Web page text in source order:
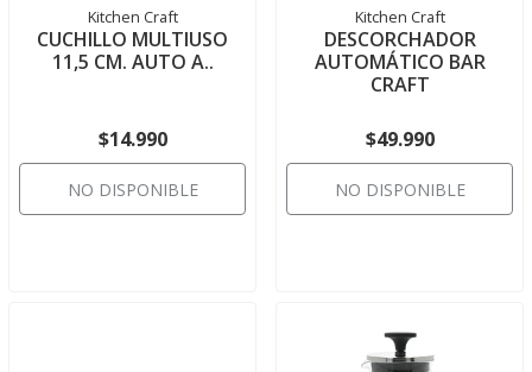
Kitchen Craft
CUCHILLO MULTIUSO
11,5 CM. AUTO A..
$14.990
NO DISPONIBLE
Kitchen Craft
DESCORCHADOR
AUTOMÁTICO BAR
CRAFT
$49.990
NO DISPONIBLE